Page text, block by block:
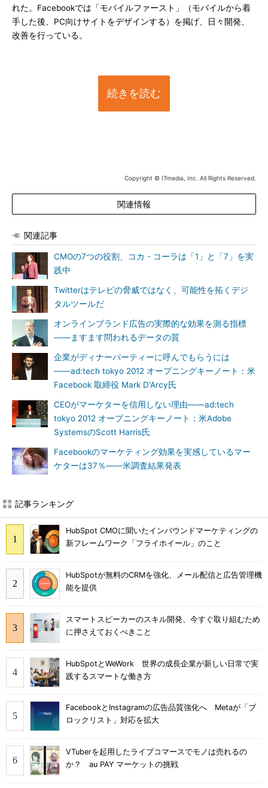
れた。Facebookでは「モバイルファースト」（モバイルから着
手した後、PC向けサイトをデザインする）を掲げ、日々開発、
改善を行っている。
続きを読む
Copyright © ITmedia, Inc. All Rights Reserved.
関連情報
関連記事
CMOの7つの役割、コカ・コーラは「1」と「7」を実
践中
Twitterはテレビの脅威ではなく、可能性を拓くデジ
タルツールだ
オンラインブランド広告の実際的な効果を測る指標
――ますます問われるデータの質
企業がディナーパーティーに呼んでもらうには
――ad:tech tokyo 2012 オープニングキーノート：米
Facebook 取締役 Mark D'Arcy氏
CEOがマーケターを信用しない理由――ad:tech
tokyo 2012 オープニングキーノート：米Adobe
SystemsのScott Harris氏
Facebookのマーケティング効果を実感しているマー
ケターは37％――米調査結果発表
記事ランキング
HubSpot CMOに聞いたインバウンドマーケティングの
新フレームワーク「フライホイール」のこと
HubSpotが無料のCRMを強化、メール配信と広告管理機
能を提供
スマートスピーカーのスキル開発、今すぐ取り組むため
に押さえておくべきこと
HubSpotとWeWork 世界の成長企業が新しい日常で実
践するスマートな働き方
FacebookとInstagramの広告品質強化へ Metaが「ブ
ロックリスト」対応を拡大
VTuberを起用したライブコマースでモノは売れるの
か？ au PAY マーケットの挑戦